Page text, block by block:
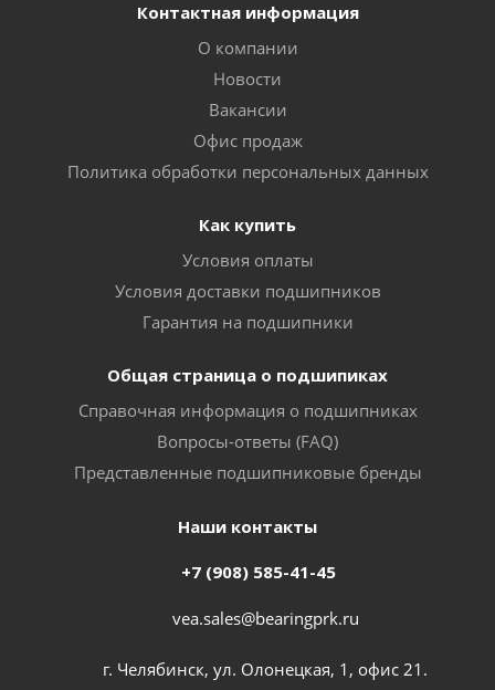
Контактная информация
О компании
Новости
Вакансии
Офис продаж
Политика обработки персональных данных
Как купить
Условия оплаты
Условия доставки подшипников
Гарантия на подшипники
Общая страница о подшипиках
Справочная информация о подшипниках
Вопросы-ответы (FAQ)
Представленные подшипниковые бренды
Наши контакты
+7 (908) 585-41-45
vea.sales@bearingprk.ru
г. Челябинск, ул. Олонецкая, 1, офис 21.